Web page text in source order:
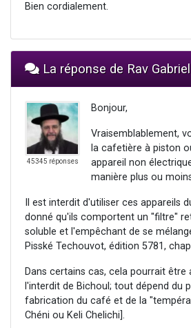
Bien cordialement.
La réponse de Rav Gabriel
45345 réponses
Bonjour,
Vraisemblablement,
la cafetière à piston
appareil non
manière plus ou
Il est interdit d'utiliser ces appareils
donné qu'ils comportent un "filtre"
soluble et l'empêchant de se
Pisské Techouvot, édition 5781,
Dans certains cas, cela pourrait être
l'interdit de Bichoul; tout dépend du
fabrication du café et de la
Chéni ou Keli Chelichi].